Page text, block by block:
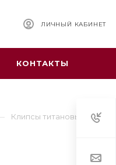
ЛИЧНЫЙ КАБИНЕТ
КОНТАКТЫ
Клипсы титановые